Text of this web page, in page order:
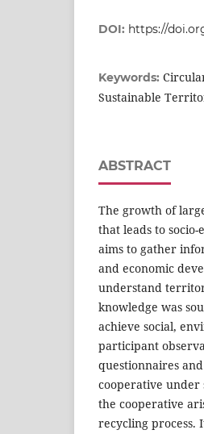
DOI: https://
Keywords:
Sustainable
ABSTRACT
The growth of
that leads to
aims to gather
and economic
understand
knowledge was
achieve social,
participant
questionnaires
cooperative under
the cooperative
recycling process.